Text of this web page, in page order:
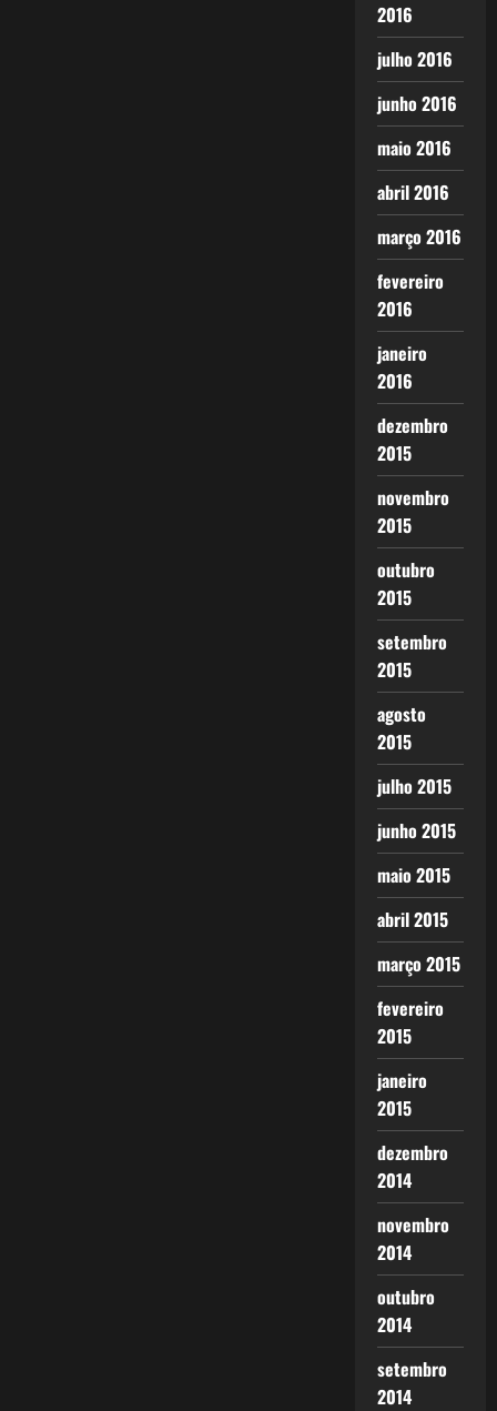
2016
julho 2016
junho 2016
maio 2016
abril 2016
março 2016
fevereiro
2016
janeiro
2016
dezembro
2015
novembro
2015
outubro
2015
setembro
2015
agosto
2015
julho 2015
junho 2015
maio 2015
abril 2015
março 2015
fevereiro
2015
janeiro
2015
dezembro
2014
novembro
2014
outubro
2014
setembro
2014